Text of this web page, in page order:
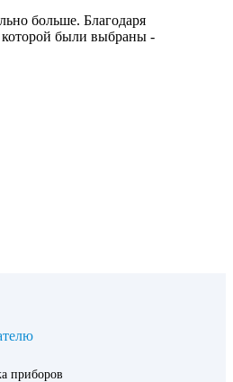
больше. Благодаря
которой были выбраны -
приборов